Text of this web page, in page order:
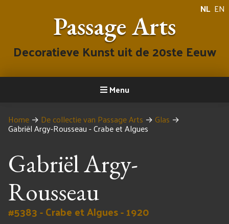
NL EN
Passage Arts
Decoratieve Kunst uit de 20ste Eeuw
Menu
Home → De collectie van Passage Arts → Glas →
Gabriël Argy-Rousseau - Crabe et Algues
Gabriël Argy-
Rousseau
#5383 - Crabe et Algues - 1920